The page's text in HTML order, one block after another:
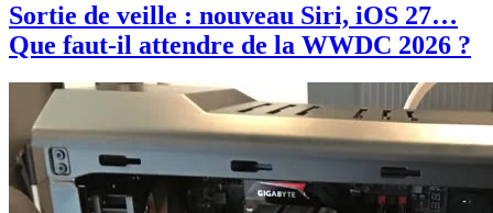
Sortie de veille : nouveau Siri, iOS 27…
Que faut-il attendre de la WWDC 2026 ?